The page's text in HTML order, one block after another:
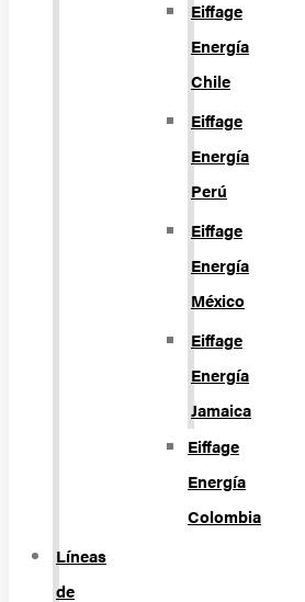
Eiffage
Energía
Chile
Eiffage
Energía
Perú
Eiffage
Energía
México
Eiffage
Energía
Jamaica
Eiffage
Energía
Colombia
Líneas
de